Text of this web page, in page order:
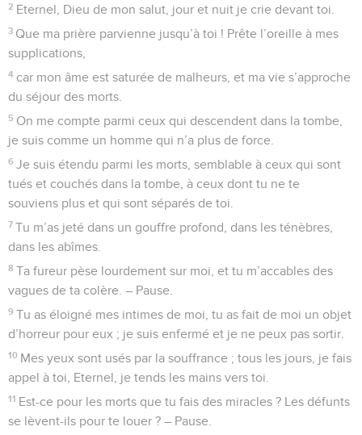
2 Eternel, Dieu de mon salut, jour et nuit je crie devant toi.
3 Que ma prière parvienne jusqu’à toi ! Prête l’oreille à mes
supplications,
4 car mon âme est saturée de malheurs, et ma vie s’approche
du séjour des morts.
5 On me compte parmi ceux qui descendent dans la tombe,
je suis comme un homme qui n’a plus de force.
6 Je suis étendu parmi les morts, semblable à ceux qui sont
tués et couchés dans la tombe, à ceux dont tu ne te
souviens plus et qui sont séparés de toi.
7 Tu m’as jeté dans un gouffre profond, dans les ténèbres,
dans les abîmes.
8 Ta fureur pèse lourdement sur moi, et tu m’accables des
vagues de ta colère. – Pause.
9 Tu as éloigné mes intimes de moi, tu as fait de moi un objet
d’horreur pour eux ; je suis enfermé et je ne peux pas sortir.
10 Mes yeux sont usés par la souffrance ; tous les jours, je fais
appel à toi, Eternel, je tends les mains vers toi.
11 Est-ce pour les morts que tu fais des miracles ? Les défunts
se lèvent-ils pour te louer ? – Pause.